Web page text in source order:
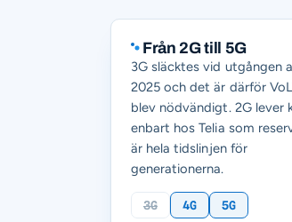
Från 2G till 5G
3G släcktes vid utgången
2025 och det är därför
blev nödvändigt. 2G lever
enbart hos Telia som
är hela tidslinjen för
generationerna.
3G 4G 5G